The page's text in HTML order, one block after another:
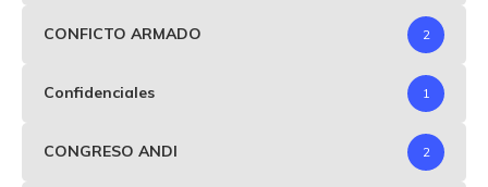
CONFICTO ARMADO 2
Confidenciales 1
CONGRESO ANDI 2